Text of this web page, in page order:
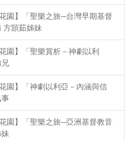
園】「聖樂之旅─台灣早期基督
方顗茹姊妹
園】「聖樂賞析－神劇以利
兄
園】「神劇以利亞－內涵與信
事
園】「聖樂之旅─亞洲基督教音